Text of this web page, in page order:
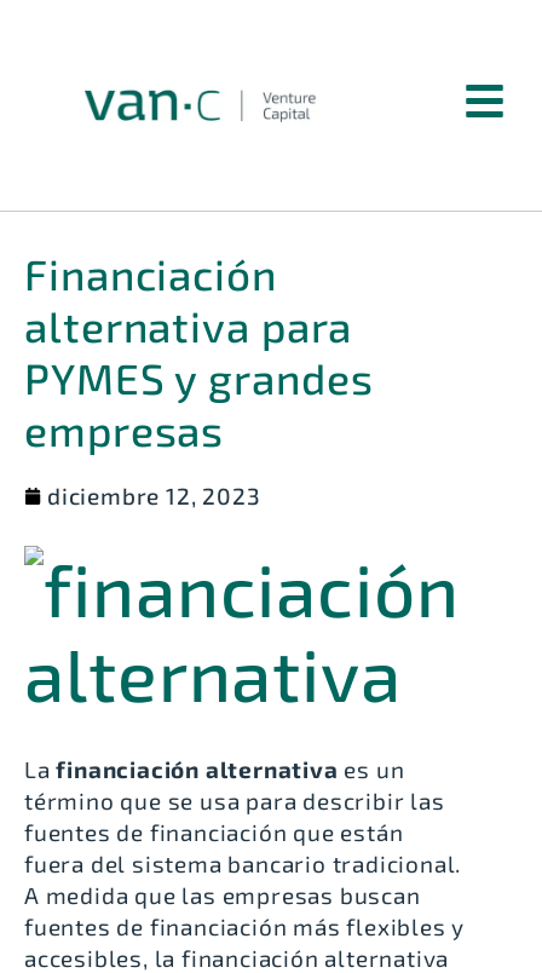
Financiación
alternativa para
PYMES y grandes
empresas
diciembre 12, 2023
Lafinanciación alternativa es un
término que se usa para describir las
fuentes de financiación que están
fuera del sistema bancario tradicional.
A medida que las empresas buscan
fuentes de financiación más flexibles y
accesibles, lafinanciación alternativa